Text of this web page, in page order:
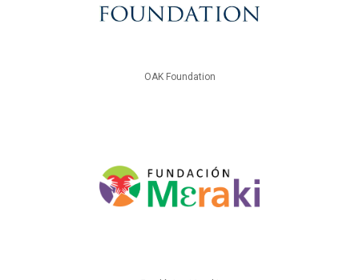
OAK Foundation